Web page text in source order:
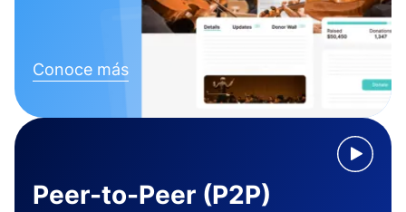
Conoce más
Peer-to-Peer (P2P)